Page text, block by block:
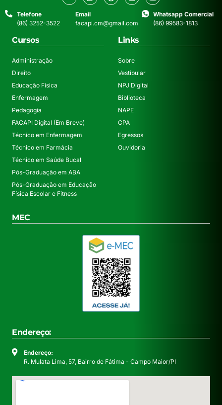
Telefone
(86) 3252-3522
Email
facapi.cm@gmail.com
Whatsapp Comercial
(86) 99583-1813
Cursos
Administração
Direito
Educação Física
Enfermagem
Pedagogia
FACAPI Digital (Em Breve)
Técnico em Enfermagem
Técnico em Farmácia
Técnico em Saúde Bucal
Pós-Graduação em ABA
Pós-Graduação em Educação
Física Escolar e Fitness
Links
Sobre
Vestibular
NPJ Digital
Biblioteca
NAPE
CPA
Egressos
Ouvidoria
MEC
Endereço:
Endereço:
R. Mulata Lima, 57, Bairro de Fátima - Campo Maior/PI